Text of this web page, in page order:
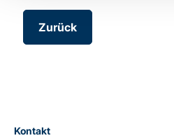
Zurück
Kontakt